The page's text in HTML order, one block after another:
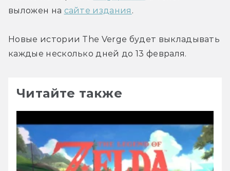
выложен на сайте издания .
Новые истории The Verge будет выкладывать
каждые несколько дней до 13 февраля.
Читайте также